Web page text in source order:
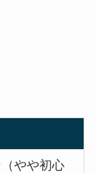
やや初心